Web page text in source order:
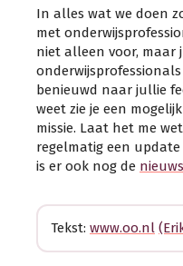
In alles wat we doen
met
niet alleen voor, maar
benieuwd naar jullie
weet zie je een
missie. Laat het me
regelmatig een
is er ook nog de
Tekst: www.oo.nl